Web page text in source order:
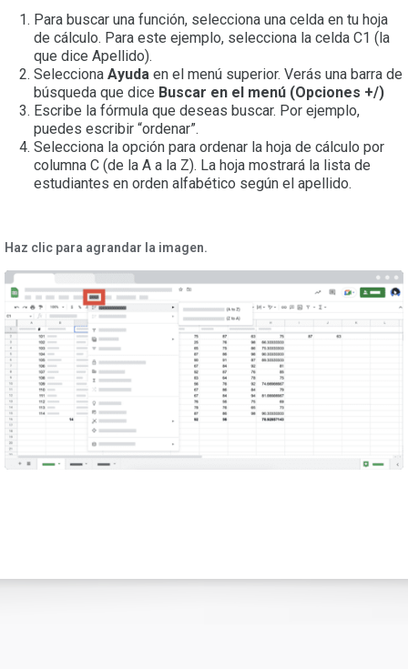
Para buscar una función, selecciona una celda en tu hoja
de cálculo. Para este ejemplo, selecciona la celda C1 (la
que dice Apellido).
Selecciona Ayuda en el menú superior. Verás una barra de
búsqueda que dice Buscar en el menú (Opciones +/)
Escribe la fórmula que deseas buscar. Por ejemplo,
puedes escribir “ordenar”.
Selecciona la opción para ordenar la hoja de cálculo por
columna C (de la A a la Z). La hoja mostrará la lista de
estudiantes en orden alfabético según el apellido.
Haz clic para agrandar la imagen.